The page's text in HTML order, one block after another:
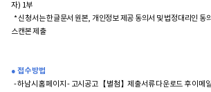
자) 1부
* 신청서는 한글문서 원본, 개인정보 제공 동의서 및 법정대리인 동
스캔본 제출
● 접수 방법
- 하남시 홈페이지 - 고시공고 【별첨】제출서류 다운로드 후 이메